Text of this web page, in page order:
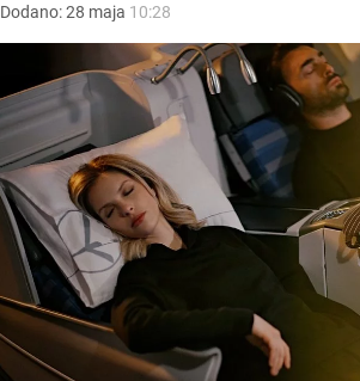
Dodano:28 maja 10:28